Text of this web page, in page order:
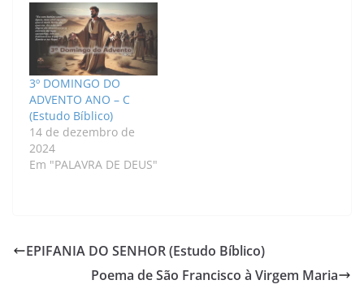
3º DOMINGO DO
ADVENTO ANO – C
(Estudo Bíblico)
14 de dezembro de
2024
Em "PALAVRA DE DEUS"
EPIFANIA DO SENHOR (Estudo Bíblico)
Poema de São Francisco à Virgem Maria